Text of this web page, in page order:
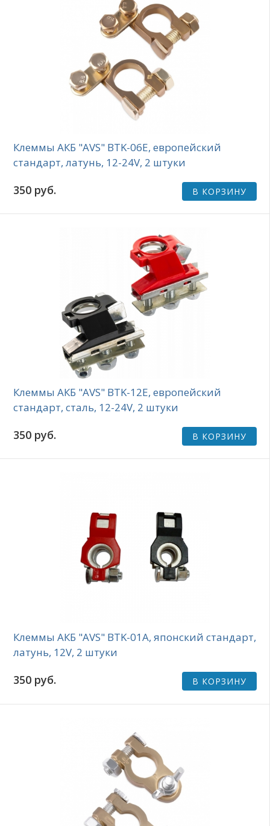
Клеммы АКБ "AVS" BTK-06E, европейский
стандарт, латунь, 12-24V, 2 штуки
350 руб. В КОРЗИНУ
Клеммы АКБ "AVS" BTK-12E, европейский
стандарт, сталь, 12-24V, 2 штуки
350 руб. В КОРЗИНУ
Клеммы АКБ "AVS" BTK-01A, японский стандарт,
латунь, 12V, 2 штуки
350 руб. В КОРЗИНУ